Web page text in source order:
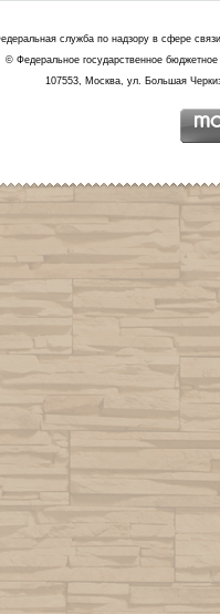
служба по надзору в сфере
© Федеральное государственное
107553, Москва, ул. Большая